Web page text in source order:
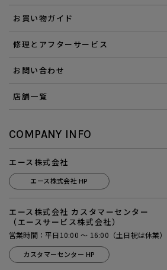
お買い物ガイド
修理とアフターサービス
お問い合わせ
店舗一覧
COMPANY INFO
エース株式会社
エース株式会社 HP
エース株式会社 カスタマーセンター
（エースサービス株式会社）
営業時間：平日10:00 ～ 16:00（土日祝は休業）
カスタマーセンター HP